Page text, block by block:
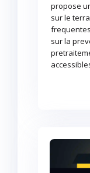
propose
sur le
sur la